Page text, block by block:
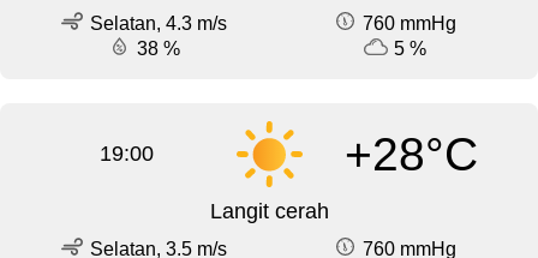
Selatan, 4.3 m/s
760 mmHg
38 %
5 %
19:00 +28°C
Langit cerah
Selatan, 3.5 m/s
760 mmHg